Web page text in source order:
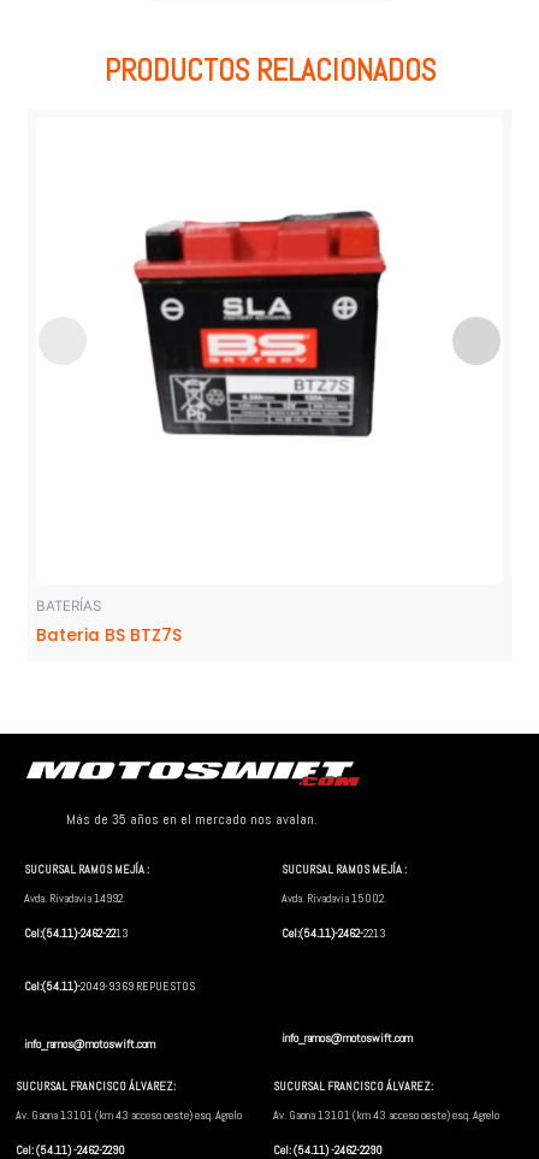
PRODUCTOS RELACIONADOS
BATERÍAS
Bateria BS BTZ7S
Más de 35 años en el mercado nos avalan.
SUCURSAL RAMOS MEJÍA :
Avda. Rivadavia 14992.
Cel:(54.11)-2462-2213
Cel:(54.11)-2049-9369 REPUESTOS
info_ramos@motoswift.com
SUCURSAL RAMOS MEJÍA :
Avda. Rivadavia 15002.
Cel:(54.11)-2462-2213
info_ramos@motoswift.com
SUCURSAL FRANCISCO ÁLVAREZ:
Av. Gaona 13101 (km 43 acceso oeste) esq. Agrelo
Cel: (54.11) -2462-2290
SUCURSAL FRANCISCO ÁLVAREZ:
Av. Gaona 13101 (km 43 acceso oeste) esq. Agrelo
Cel: (54.11) -2462-2290